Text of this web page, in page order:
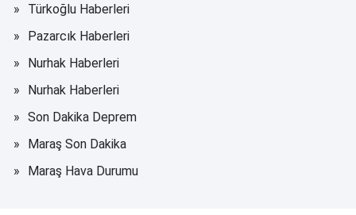
Türkoğlu Haberleri
Pazarcık Haberleri
Nurhak Haberleri
Nurhak Haberleri
Son Dakika Deprem
Maraş Son Dakika
Maraş Hava Durumu